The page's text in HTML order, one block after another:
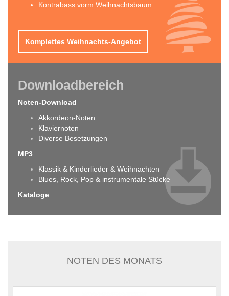
Kontrabass vorm Weihnachtsbaum
Komplettes Weihnachts-Angebot
Downloadbereich
Noten-Download
Akkordeon-Noten
Klaviernoten
Diverse Besetzungen
MP3
Klassik & Kinderlieder & Weihnachten
Blues, Rock, Pop & instrumentale Stücke
Kataloge
NOTEN DES MONATS